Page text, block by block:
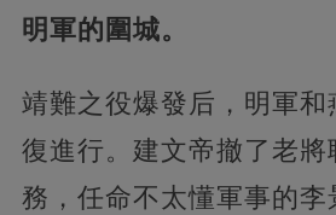
明軍的圍城。
靖難之役爆發后，明軍和
復進行。建文帝撤了老將
務，任命不太懂軍事的李